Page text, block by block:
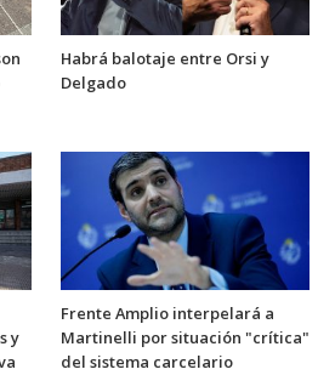
Habrá balotaje entre Orsi y
Delgado
y
Frente Amplio interpelará a
Martinelli por situación "crítica"
del sistema carcelario